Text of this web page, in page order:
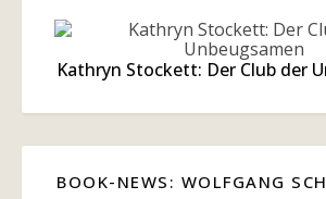
Kathryn Stockett: Der Club der
BOOK-NEWS: WOLFGANG